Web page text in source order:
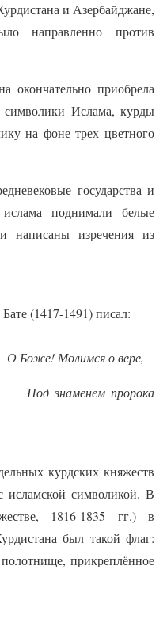
и Азербайджане,
направленно против
окончательно приобрела
символики Ислама, курды
на фоне трех цветного
государства и
поднимали белые
написаны изречения из
(1417-1491) писал:
О Боже! Молимся о вере,
Под знаменем пророка
курдских княжеств
исламской символикой. В
1816-1835 гг.) в
был такой флаг:
прикреплённое